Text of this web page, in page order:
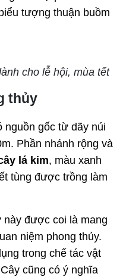
tượng thuận buồm
cho lễ hội, mùa tết
thủy
nguồn gốc từ dãy núi
Phần nhánh rộng và
lá kim, màu xanh
tùng được trồng làm
này được coi là mang
niệm phong thủy.
trong chế tác vật
cũng có ý nghĩa